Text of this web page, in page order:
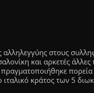
στους
και αρκετές άλλες
πορεία
κράτος των 5